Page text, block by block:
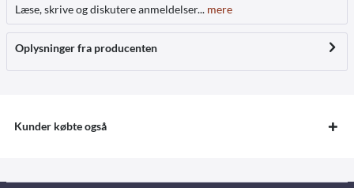
Læse, skrive og diskutere anmeldelser... mere
Oplysninger fra producenten
Kunder købte også